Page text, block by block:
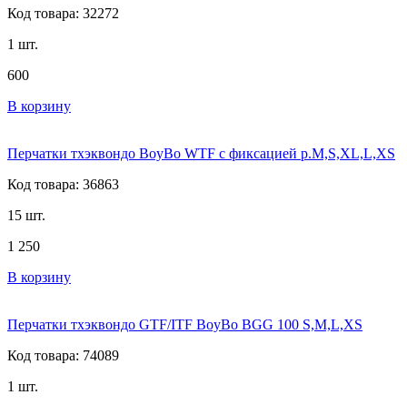
Код товара: 32272
1 шт.
600
В корзину
Перчатки тхэквондо BoyBo WTF с фиксацией р.M,S,XL,L,XS
Код товара: 36863
15 шт.
1 250
В корзину
Перчатки тхэквондо GTF/ITF BoyBo BGG 100 S,M,L,XS
Код товара: 74089
1 шт.